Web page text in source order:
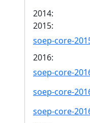
2014:
2015:
soep-core-
2016:
soep-core-
soep-core-
soep-core-